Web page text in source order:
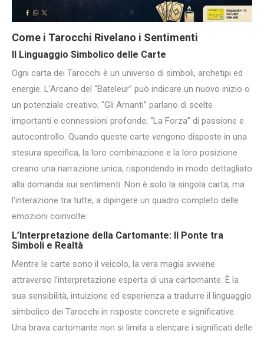
Come i Tarocchi Rivelano i Sentimenti
Il Linguaggio Simbolico delle Carte
Ogni carta dei Tarocchi è un universo di simboli, archetipi ed
energie. L’Arcano del “Bateleur” può indicare un nuovo inizio o
un potenziale creativo; “Gli Amanti” parlano di scelte
importanti e connessioni profonde; “La Forza” di passione e
autocontrollo. Quando queste carte vengono disposte in una
stesura specifica, la loro combinazione e la loro posizione
creano una narrazione unica, rispondendo in modo dettagliato
alla domanda sui sentimenti. Non è solo la singola carta, ma
l’interazione tra tutte, a dipingere un quadro completo delle
emozioni coinvolte.
L’Interpretazione della Cartomante: Il Ponte tra
Simboli e Realtà
Mentre le carte sono il veicolo, la vera magia avviene
attraverso l’interpretazione esperta di una cartomante. È la
sua sensibilità, intuizione ed esperienza a tradurre il linguaggio
simbolico dei Tarocchi in risposte concrete e significative.
Una brava cartomante non si limita a elencare i significati delle